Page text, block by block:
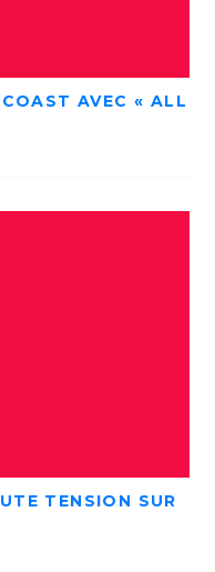
AVEC « ALL
TENSION SUR